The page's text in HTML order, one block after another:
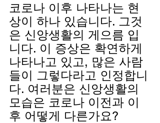
코로나 이후 나타나는 현
상이 하나 있습니다. 그것
은 신앙생활의 게으름 입
니다. 이 증상은 확연하게
나타나고 있고, 많은 사람
들이 그렇다라고 인정합니
다. 여러분은 신앙생활의
모습은 코로나 이전과 이
후 어떻게 다른가요?